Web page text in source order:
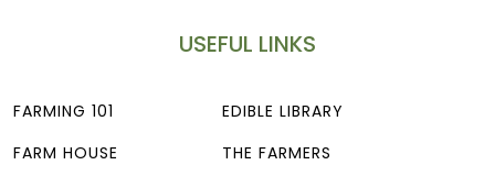
USEFUL LINKS
FARMING 101
FARM HOUSE
EDIBLE LIBRARY
THE FARMERS